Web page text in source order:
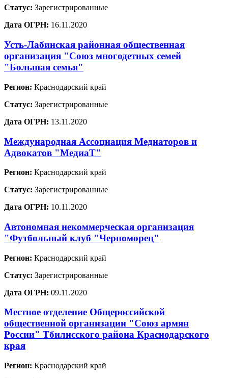
Статус: Зарегистрированные
Дата ОГРН: 16.11.2020
Усть-Лабинская районная общественная
организация "Союз многодетных семей
"Большая семья"
Регион: Краснодарский край
Статус: Зарегистрированные
Дата ОГРН: 13.11.2020
Международная Ассоциация Медиаторов и
Адвокатов "МедиаТ"
Регион: Краснодарский край
Статус: Зарегистрированные
Дата ОГРН: 10.11.2020
Автономная некоммерческая организация
"Футбольный клуб "Черноморец"
Регион: Краснодарский край
Статус: Зарегистрированные
Дата ОГРН: 09.11.2020
Местное отделение Общероссийской
общественной организации "Союз армян
России" Тбилисского района Краснодарского
края
Регион: Краснодарский край